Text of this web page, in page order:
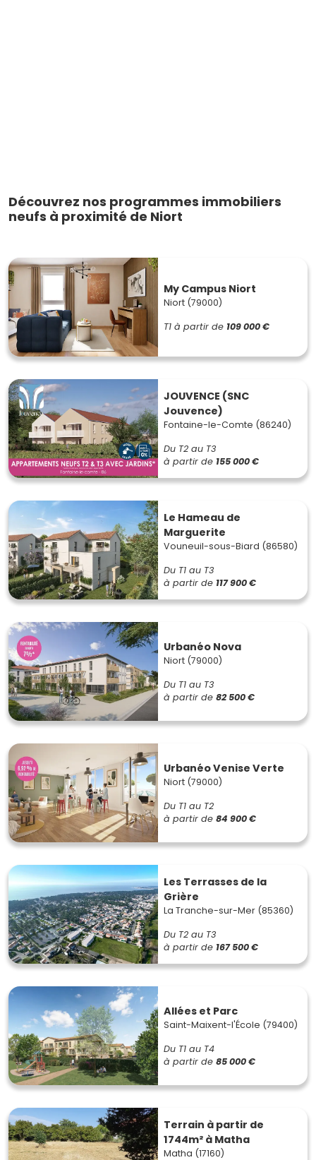
Découvrez nos programmes immobiliers
neufs à proximité de Niort
My Campus Niort
Niort (79000)
T1 à partir de 109 000 €
JOUVENCE (SNC
Jouvence)
Fontaine-le-Comte (86240)
Du T2 au T3
à partir de 155 000 €
Le Hameau de
Marguerite
Vouneuil-sous-Biard (86580)
Du T1 au T3
à partir de 117 900 €
Urbanéo Nova
Niort (79000)
Du T1 au T3
à partir de 82 500 €
Urbanéo Venise Verte
Niort (79000)
Du T1 au T2
à partir de 84 900 €
Les Terrasses de la
Grière
La Tranche-sur-Mer (85360)
Du T2 au T3
à partir de 167 500 €
Allées et Parc
Saint-Maixent-l'École (79400)
Du T1 au T4
à partir de 85 000 €
Terrain à partir de
1744m² à Matha
Matha (17160)